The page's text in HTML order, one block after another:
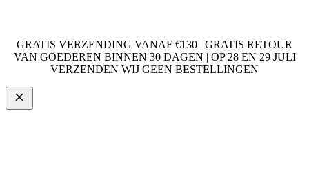
GRATIS VERZENDING VANAF €130 | GRATIS RETOUR
VAN GOEDEREN BINNEN 30 DAGEN | OP 28 EN 29 JULI
VERZENDEN WIJ GEEN BESTELLINGEN